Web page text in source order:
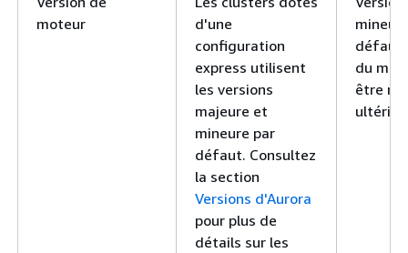
moteur
d'une
configuration
express utilisent
les versions
majeure et
mineure par
défaut. Consultez
la section
Versions d'Aurora
pour plus de
détails sur les
défaut.
du
être